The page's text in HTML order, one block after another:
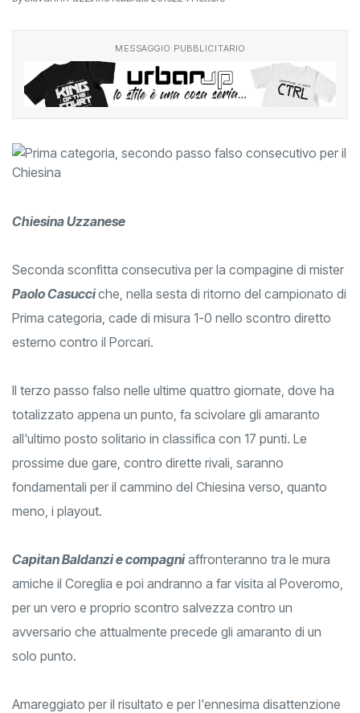
MESSAGGIO PUBBLICITARIO
Chiesina Uzzanese
Seconda sconfitta consecutiva per la compagine di mister
Paolo Casucciche, nella sesta di ritorno del campionato di
Prima categoria, cade di misura 1-0 nello scontro diretto
esterno contro il Porcari.
Il terzo passo falso nelle ultime quattro giornate, dove ha
totalizzato appena un punto, fa scivolare gli amaranto
all'ultimo posto solitario in classifica con 17 punti. Le
prossime due gare, contro dirette rivali, saranno
fondamentali per il cammino del Chiesina verso, quanto
meno, i playout.
Capitan Baldanzi e compagniaffronteranno tra le mura
amiche il Coreglia e poi andranno a far visita al Poveromo,
per un vero e proprio scontro salvezza contro un
avversario che attualmente precede gli amaranto di un
solo punto.
Amareggiato per il risultato e per l'ennesima disattenzione